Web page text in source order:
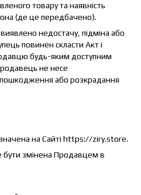
товару та наявність
(де це передбачено).
недостачу, підміна або
повинен скласти Акт і
будь-яким доступним
не несе
пошкодження або розкрадання
на Сайті https://ziry.store.
бути змінена Продавцем в